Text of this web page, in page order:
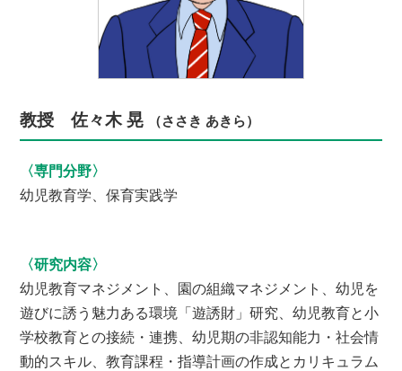
教授 佐々木 晃 （ささき あきら）
〈専門分野〉
幼児教育学、保育実践学
〈研究内容〉
幼児教育マネジメント、園の組織マネジメント、幼児を
遊びに誘う魅力ある環境「遊誘財」研究、幼児教育と小
学校教育との接続・連携、幼児期の非認知能力・社会情
動的スキル、教育課程・指導計画の作成とカリキュラム